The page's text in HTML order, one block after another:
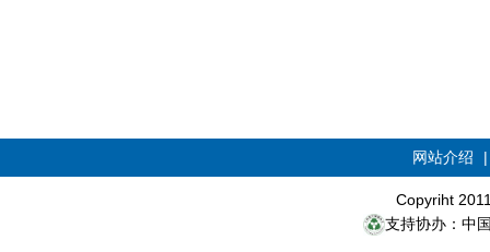
网站介绍
Copyriht
支持协办：中